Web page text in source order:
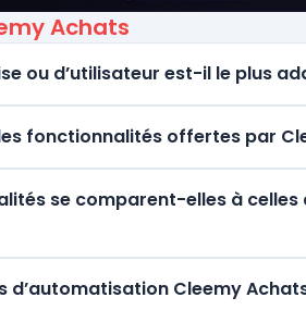
Achats
ou d’utilisateur est-il le plus
fonctionnalités offertes par
se comparent-elles à celles
d’automatisation Cleemy